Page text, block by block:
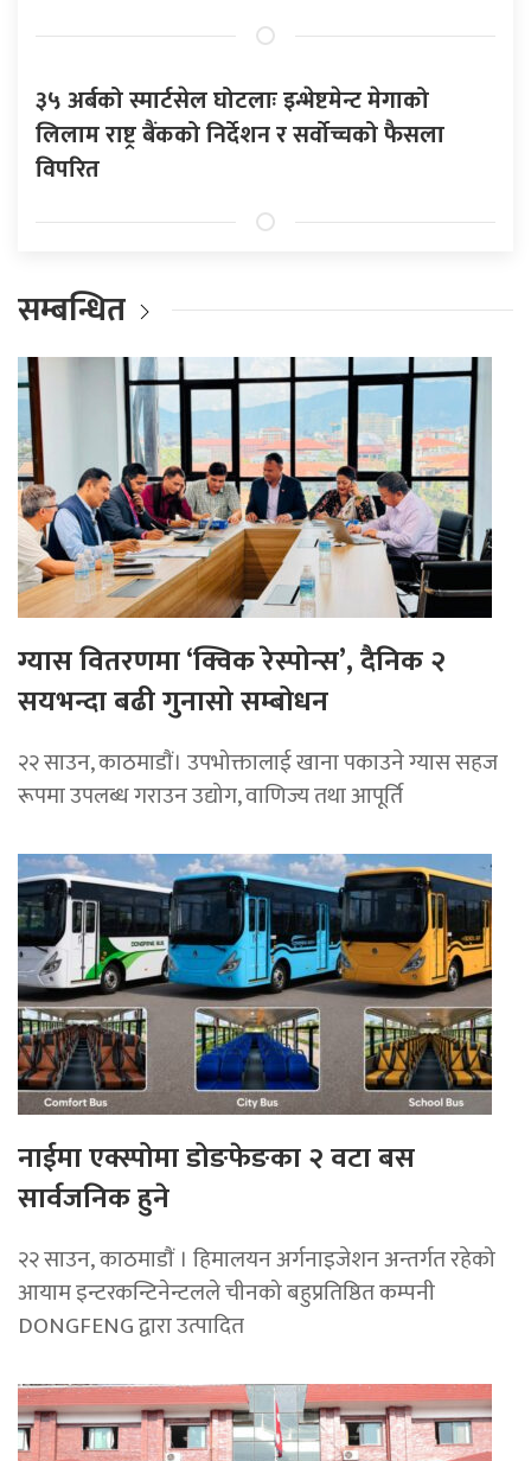
३५ अर्बको स्मार्टसेल घोटलाः इन्भेष्टमेन्ट मेगाको
लिलाम राष्ट्र बैंकको निर्देशन र सर्वोच्चको फैसला
विपरित
सम्बन्धित
ग्यास वितरणमा ‘क्विक रेस्पोन्स’, दैनिक २
सयभन्दा बढी गुनासो सम्बोधन
२२ साउन, काठमाडाैं। उपभोक्तालाई खाना पकाउने ग्यास सहज
रूपमा उपलब्ध गराउन उद्योग, वाणिज्य तथा आपूर्ति
नाईमा एक्स्पोमा डोङफेङका २ वटा बस
सार्वजनिक हुने
२२ साउन, काठमाडाैं । हिमालयन अर्गनाइजेशन अन्तर्गत रहेको
आयाम इन्टरकन्टिनेन्टलले चीनको बहुप्रतिष्ठित कम्पनी
DONGFENG द्वारा उत्पादित